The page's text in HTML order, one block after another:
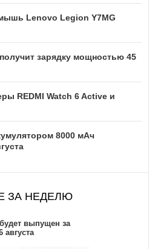
Lenovo Legion Y7MG
зарядку мощностью 45
REDMI Watch 6 Active и
8000 мАч
ЗА НЕДЕЛЮ
выпущен за
августа